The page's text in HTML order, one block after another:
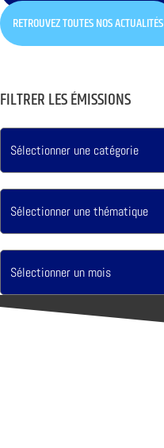
RETROUVEZ TOUTES NOS ACTUALITÉS
FILTRER LES ÉMISSIONS